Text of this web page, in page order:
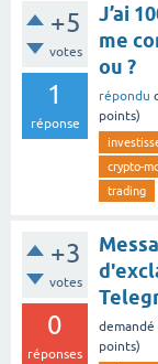
+5
votes
1
réponse
J’ai
me
ou ?
répondu
points)
crypto-
trading
+3
votes
0
réponses
demandé
points)